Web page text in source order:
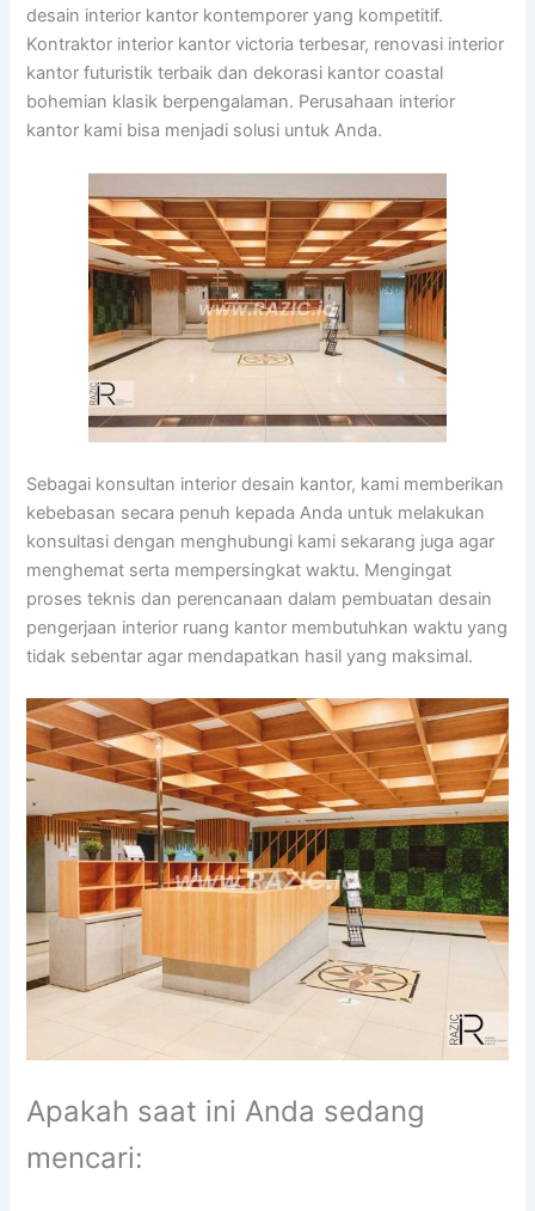
desain interior kantor kontemporer yang kompetitif.
Kontraktor interior kantor victoria terbesar, renovasi interior
kantor futuristik terbaik dan dekorasi kantor coastal
bohemian klasik berpengalaman. Perusahaan interior
kantor kami bisa menjadi solusi untuk Anda.
Sebagai konsultan interior desain kantor, kami memberikan
kebebasan secara penuh kepada Anda untuk melakukan
konsultasi dengan menghubungi kami sekarang juga agar
menghemat serta mempersingkat waktu. Mengingat
proses teknis dan perencanaan dalam pembuatan desain
pengerjaan interior ruang kantor membutuhkan waktu yang
tidak sebentar agar mendapatkan hasil yang maksimal.
Apakah saat ini Anda sedang
mencari: